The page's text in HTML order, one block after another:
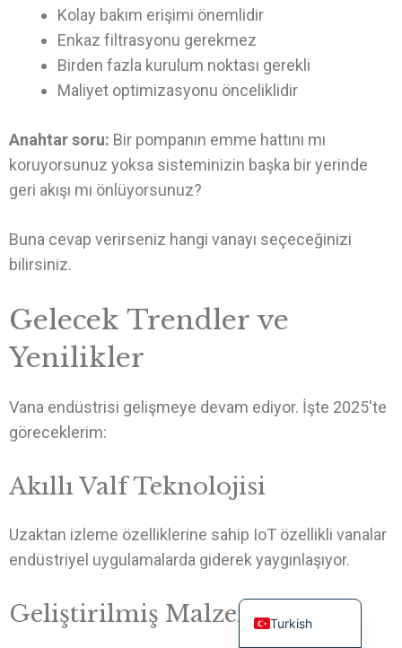
Kolay bakım erişimi önemlidir
Enkaz filtrasyonu gerekmez
Birden fazla kurulum noktası gerekli
Maliyet optimizasyonu önceliklidir
Anahtar soru: Bir pompanın emme hattını mı
koruyorsunuz yoksa sisteminizin başka bir yerinde
geri akışı mı önlüyorsunuz?
Buna cevap verirseniz hangi vanayı seçeceğinizi
bilirsiniz.
Gelecek Trendler ve
Yenilikler
Vana endüstrisi gelişmeye devam ediyor. İşte 2025'te
göreceklerim:
Akıllı Valf Teknolojisi
Uzaktan izleme özelliklerine sahip IoT özellikli vanalar
endüstriyel uygulamalarda giderek yaygınlaşıyor.
Geliştirilmiş Malzemeler
Turkish
German
Spanish